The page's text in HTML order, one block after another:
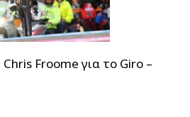
Froome για το Giro –